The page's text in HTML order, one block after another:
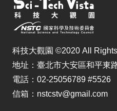
科技大觀園 ©2020 All
地址：臺北市大安區和平東
電話：02-25056789 #5526
信箱：nstcstv@gmail.com